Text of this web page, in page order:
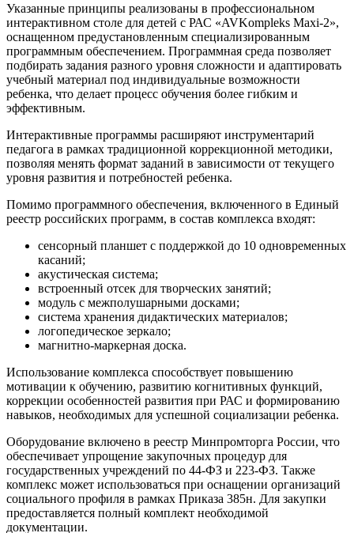
Указанные принципы реализованы в профессиональном
интерактивном столе для детей с РАС «AVKompleks Maxi-2»,
оснащенном предустановленным специализированным
программным обеспечением. Программная среда позволяет
подбирать задания разного уровня сложности и адаптировать
учебный материал под индивидуальные возможности
ребенка, что делает процесс обучения более гибким и
эффективным.
Интерактивные программы расширяют инструментарий
педагога в рамках традиционной коррекционной методики,
позволяя менять формат заданий в зависимости от текущего
уровня развития и потребностей ребенка.
Помимо программного обеспечения, включенного в Единый
реестр российских программ, в состав комплекса входят:
сенсорный планшет с поддержкой до 10 одновременных
касаний;
акустическая система;
встроенный отсек для творческих занятий;
модуль с межполушарными досками;
система хранения дидактических материалов;
логопедическое зеркало;
магнитно-маркерная доска.
Использование комплекса способствует повышению
мотивации к обучению, развитию когнитивных функций,
коррекции особенностей развития при РАС и формированию
навыков, необходимых для успешной социализации ребенка.
Оборудование включено в реестр Минпромторга России, что
обеспечивает упрощение закупочных процедур для
государственных учреждений по 44-ФЗ и 223-ФЗ. Также
комплекс может использоваться при оснащении организаций
социального профиля в рамках Приказа 385н. Для закупки
предоставляется полный комплект необходимой
документации.